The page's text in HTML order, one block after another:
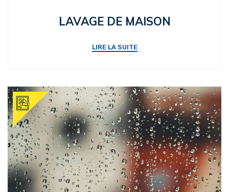
LAVAGE DE MAISON
LIRE LA SUITE